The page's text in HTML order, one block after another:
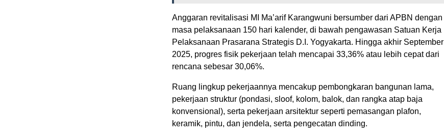
Anggaran revitalisasi MI Ma’arif Karangwuni bersumber dari APBN dengan
masa pelaksanaan 150 hari kalender, di bawah pengawasan Satuan Kerja
Pelaksanaan Prasarana Strategis D.I. Yogyakarta. Hingga akhir September
2025, progres fisik pekerjaan telah mencapai 33,36% atau lebih cepat dari
rencana sebesar 30,06%.
Ruang lingkup pekerjaannya mencakup pembongkaran bangunan lama,
pekerjaan struktur (pondasi, sloof, kolom, balok, dan rangka atap baja
konvensional), serta pekerjaan arsitektur seperti pemasangan plafon,
keramik, pintu, dan jendela, serta pengecatan dinding.